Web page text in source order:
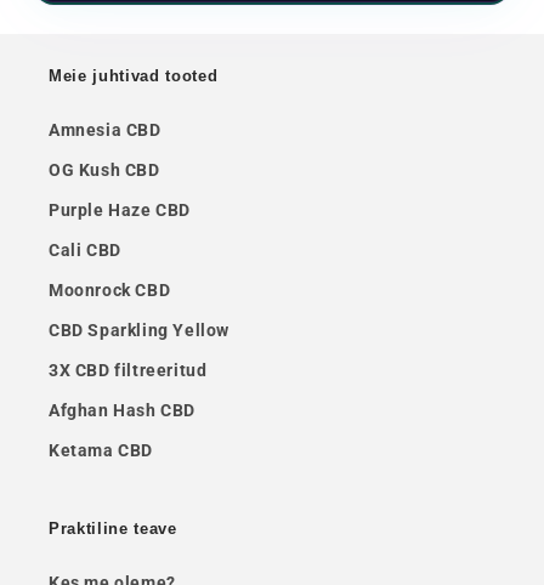
Meie juhtivad tooted
Amnesia CBD
OG Kush CBD
Purple Haze CBD
Cali CBD
Moonrock CBD
CBD Sparkling Yellow
3X CBD filtreeritud
Afghan Hash CBD
Ketama CBD
Praktiline teave